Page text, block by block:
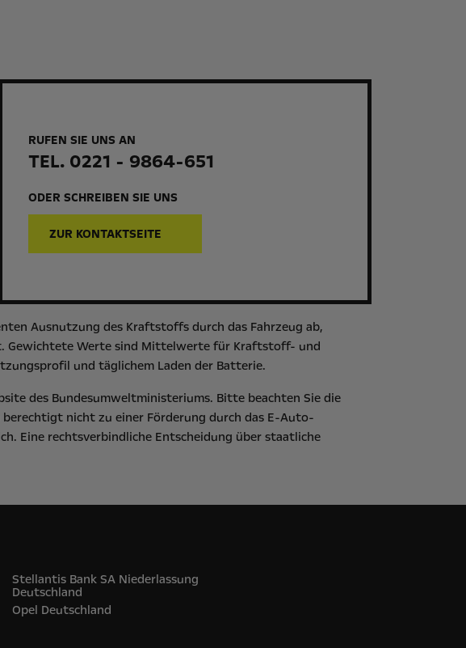
RUFEN SIE UNS AN
TEL. 0221 - 9864-651
ODER SCHREIBEN SIE UNS
ZUR KONTAKTSEITE
Ausnutzung des Kraftstoffs durch das Fahrzeug ab,
Gewichtete Werte sind Mittelwerte für Kraftstoff- und
und täglichem Laden der Batterie.
des Bundesumweltministeriums. Bitte beachten Sie die
nicht zu einer Förderung durch das E-Auto-
Eine rechtsverbindliche Entscheidung über staatliche
Stellantis Bank SA Niederlassung
Deutschland
Opel‎ Deutschland